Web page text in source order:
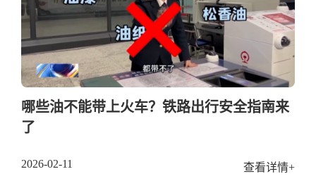
哪些油不能带上火车？铁路出行安全指南来
了
2026-02-11 查看详情+